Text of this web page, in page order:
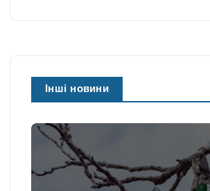
Інші новини